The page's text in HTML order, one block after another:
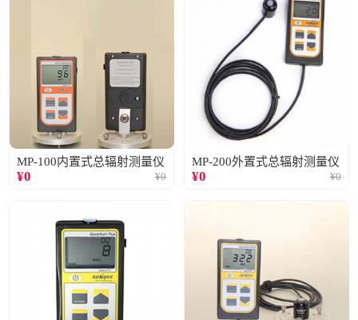
MP-100内置式总辐射测量仪
¥0 ¥0
MP-200外置式总辐射测量仪
¥0 ¥0